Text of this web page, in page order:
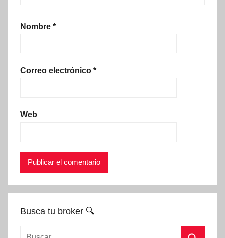
Nombre *
Correo electrónico *
Web
Busca tu broker 🔍
Buscar: